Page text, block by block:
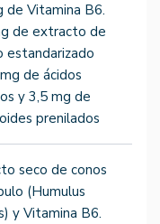
de Vitamina B6.
de extracto de
estandarizado
de ácidos
y 3,5 mg de
prenilados
seco de conos
(Humulus
y Vitamina B6.